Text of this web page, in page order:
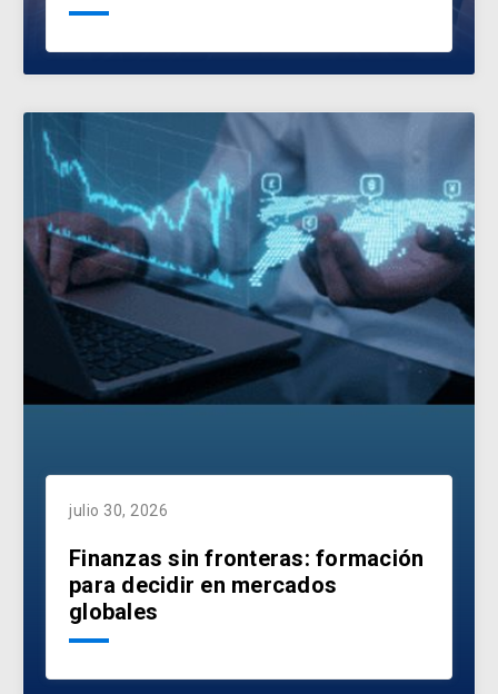
julio 30, 2026
Finanzas sin fronteras: formación
para decidir en mercados
globales